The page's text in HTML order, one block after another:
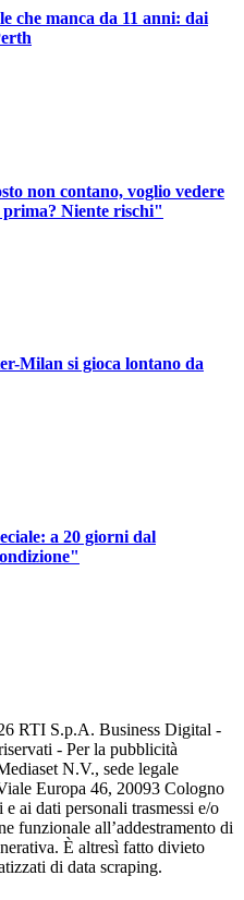
che manca da 11 anni: dai
non contano, voglio vedere
Niente rischi"
Milan si gioca lontano da
a 20 giorni dal
RTI S.p.A. Business Digital -
- Per la pubblicità
N.V., sede legale
Europa 46, 20093 Cologno
ai dati personali trasmessi e/o
funzionale all’addestramento di
È altresì fatto divieto
di data scraping.